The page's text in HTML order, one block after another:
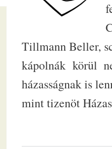
Tillmann Beller,
kápolnák körül
házasságnak is
mint tizenöt